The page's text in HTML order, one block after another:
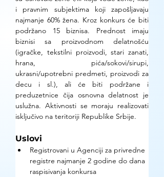
i pravnim subjektima koji zapošljavaju
najmanje 60% žena. Kroz konkurs će biti
podržano 15 biznisa. Prednost imaju
biznisi sa proizvodnom delatnošću
(igračke, tekstilni proizvodi, stari zanati,
hrana, pića/sokovi/sirupi,
ukrasni/upotrebni predmeti, proizvodi za
decu i sl.), ali će biti podržane i
preduzetnice čija osnovna delatnost je
uslužna. Aktivnosti se moraju realizovati
isključivo na teritoriji Republike Srbije.
Uslovi
Registrovani u Agenciji za privredne
registre najmanje 2 godine do dana
raspisivanja konkursa